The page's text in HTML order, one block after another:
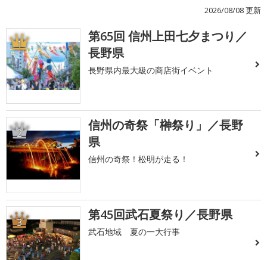
2026/08/08 更新
1
第65回 信州上田七夕まつり／
長野県
長野県内最大級の商店街イベント
2
信州の奇祭「榊祭り」／長野
県
信州の奇祭！松明が走る！
3 第45回武石夏祭り／長野県
武石地域 夏の一大行事